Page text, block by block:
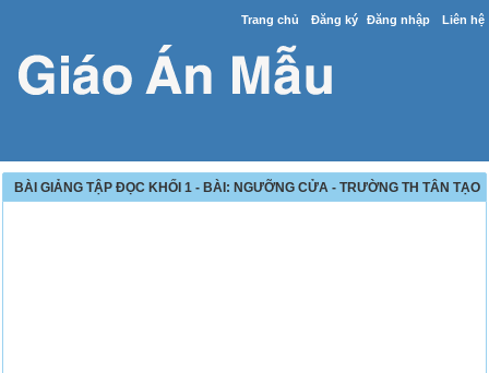
Trang chủ Đăng ký Đăng nhập Liên hệ
BÀI GIẢNG TẬP ĐỌC KHỐI 1 - BÀI: NGƯỠNG CỬA - TRƯỜNG TH TÂN TẠO